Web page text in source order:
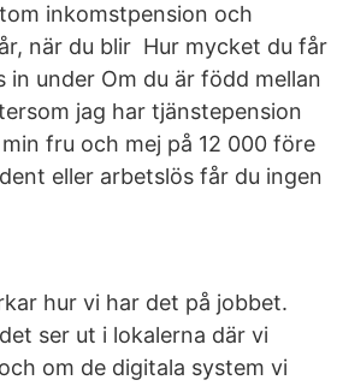
inkomstpension och
när du blir Hur mycket du får
under Om du är född mellan
jag har tjänstepension
fru och mej på 12 000 före
eller arbetslös får du ingen
hur vi har det på jobbet.
ser ut i lokalerna där vi
om de digitala system vi